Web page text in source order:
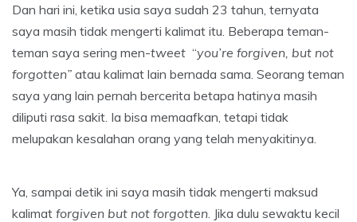
Dan hari ini, ketika usia saya sudah 23 tahun, ternyata
saya masih tidak mengerti kalimat itu. Beberapa teman-
teman saya sering men-tweet “you’re forgiven, but not
forgotten” atau kalimat lain bernada sama. Seorang teman
saya yang lain pernah bercerita betapa hatinya masih
diliputi rasa sakit. Ia bisa memaafkan, tetapi tidak
melupakan kesalahan orang yang telah menyakitinya.
Ya, sampai detik ini saya masih tidak mengerti maksud
kalimat forgiven but not forgotten . Jika dulu sewaktu kecil